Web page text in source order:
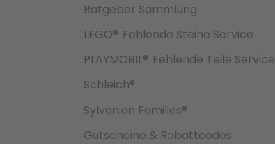
Ratgeber Sammlung
LEGO® Fehlende Steine Service
PLAYMOBIL® Fehlende Teile Service
Schleich®
Sylvanian Families®
Gutscheine & Rabattcodes